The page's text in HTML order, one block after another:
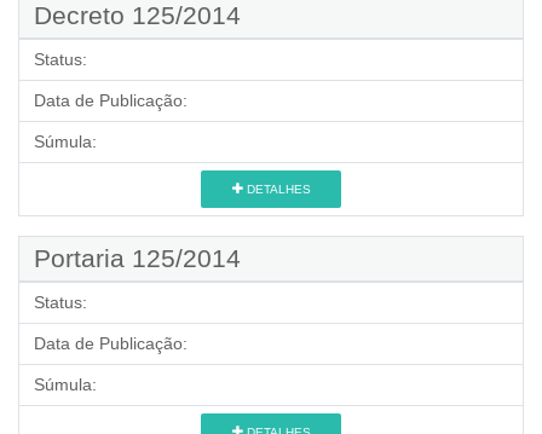
Decreto 125/2014
Status:
Data de Publicação:
Súmula:
DETALHES
Portaria 125/2014
Status:
Data de Publicação:
Súmula: